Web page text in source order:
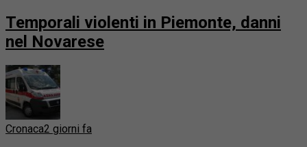
Temporali violenti in Piemonte, danni
nel Novarese
Cronaca2 giorni fa